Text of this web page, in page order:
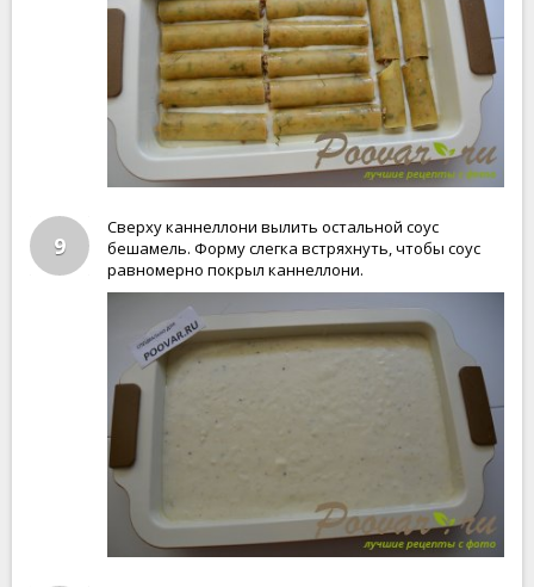
9
Сверху каннеллони вылить остальной соус
бешамель. Форму слегка встряхнуть, чтобы соус
равномерно покрыл каннеллони.